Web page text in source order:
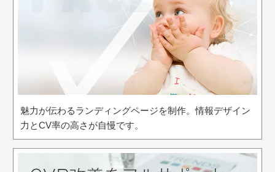
魅力が伝わるランディングページを制作。情報デザイン
力とCV率の高さが自慢です。